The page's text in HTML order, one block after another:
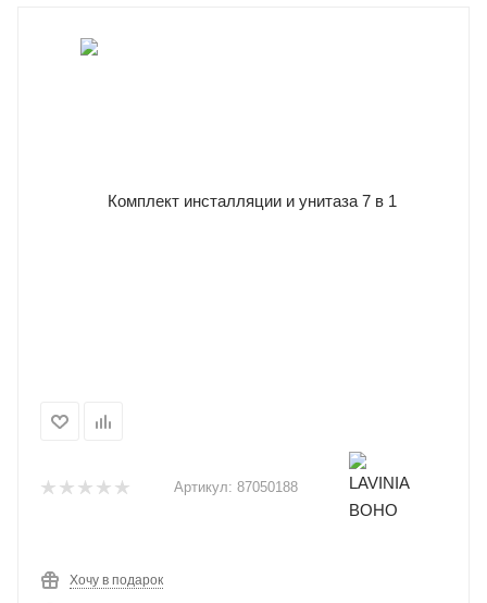
Артикул: 87050188
Хочу в подарок